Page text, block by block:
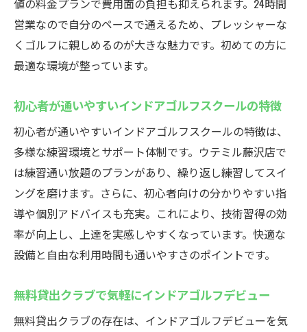
ツ
インドアゴルフスクールなら荷物も気にせ
ず通える
ス
藤沢駅近くのインドアゴルフスクールの選び方
インドアゴルフスクール選びで重視すべき
ポイント
藤沢駅近くのインドアゴルフスクール比較
のコツ
初心者におすすめなインドアゴルフスクー
ルとは
活用法
自分に合うインドアゴルフスクールの見極
値の料金プランで費用面の負担も抑えられます。24時間
営業なので自分のペースで通えるため、プレッシャーな
くゴルフに親しめるのが大きな魅力です。初めての方に
最適な環境が整っています。
初心者が通いやすいインドアゴルフスクールの特徴
初心者が通いやすいインドアゴルフスクールの特徴は、
多様な練習環境とサポート体制です。ウテミル藤沢店で
は練習通い放題のプランがあり、繰り返し練習してスイ
ングを磨けます。さらに、初心者向けの分かりやすい指
導や個別アドバイスも充実。これにより、技術習得の効
率が向上し、上達を実感しやすくなっています。快適な
設備と自由な利用時間も通いやすさのポイントです。
無料貸出クラブで気軽にインドアゴルフデビュー
無料貸出クラブの存在は、インドアゴルフデビューを気